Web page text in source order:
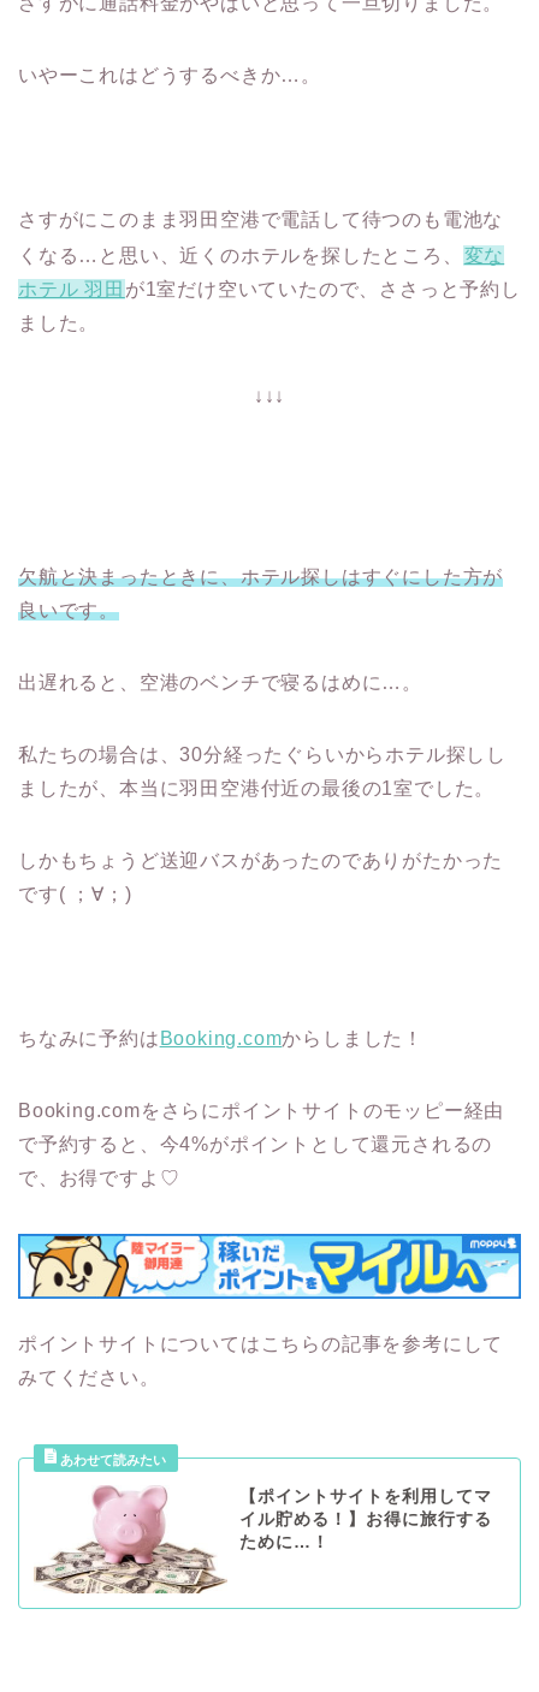
いやーこれはどうするべきか…。
さすがにこのまま羽田空港で電話して待つのも電池な
くなる…と思い、近くのホテルを探したところ、 変な
ホテル 羽田 が1室だけ空いていたので、ささっと予約し
ました。
↓↓↓
欠航と決まったときに、ホテル探しはすぐにした方が
良いです。
出遅れると、空港のベンチで寝るはめに…。
私たちの場合は、30分経ったぐらいからホテル探しし
ましたが、本当に羽田空港付近の最後の1室でした。
しかもちょうど送迎バスがあったのでありがたかった
です( ；∀；)
ちなみに予約は Booking.comからしました！
Booking.comをさらにポイントサイトのモッピー経由
で予約すると、今4%がポイントとして還元されるの
で、お得ですよ♡
ポイントサイトについてはこちらの記事を参考にして
みてください。
【ポイントサイトを利用してマ
イル貯める！】お得に旅行する
ために…！